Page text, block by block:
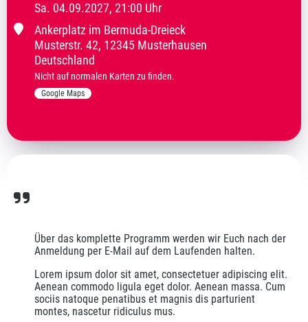
Sa. 04.09.2027, 21:00 Uhr
Ankerplatz im Bermuda-Dreieck
Musterstr. 42, 12345 Musterhausen
Deutschland
Nicht auf normalen Karten zu finden.
Google Maps
Über das komplette Programm werden wir Euch nach der
Anmeldung per E-Mail auf dem Laufenden halten.
Lorem ipsum dolor sit amet, consectetuer adipiscing elit.
Aenean commodo ligula eget dolor. Aenean massa. Cum
sociis natoque penatibus et magnis dis parturient
montes, nascetur ridiculus mus.